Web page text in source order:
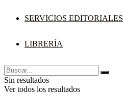
SERVICIOS EDITORIALES
LIBRERÍA
Sin resultados
Ver todos los resultados